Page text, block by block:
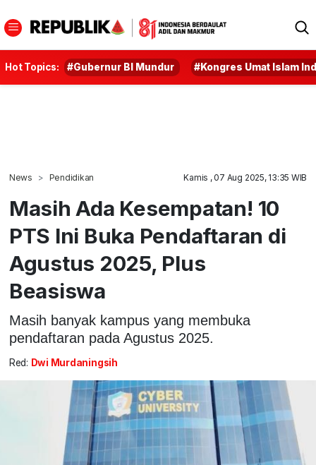
Hot Topics: #Gubernur BI Mundur #Kongres Umat Islam
News Pendidikan Kamis , 07 Aug 2025, 13:35 WIB
Masih Ada Kesempatan! 10
PTS Ini Buka Pendaftaran di
Agustus 2025, Plus
Beasiswa
Masih banyak kampus yang membuka
pendaftaran pada Agustus 2025.
Red: Dwi Murdaningsih